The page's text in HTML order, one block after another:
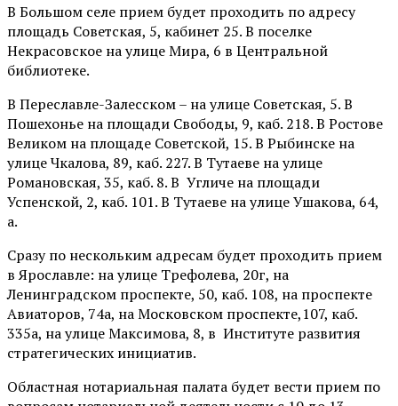
В Большом селе прием будет проходить по адресу
площадь Советская, 5, кабинет 25. В поселке
Некрасовское на улице Мира, 6 в Центральной
библиотеке.
В Переславле-Залесском – на улице Советская, 5. В
Пошехонье на площади Свободы, 9, каб. 218. В Ростове
Великом на площаде Советской, 15. В Рыбинске на
улице Чкалова, 89, каб. 227. В Тутаеве на улице
Романовская, 35, каб. 8. В Угличе на площади
Успенской, 2, каб. 101. В Тутаеве на улице Ушакова, 64,
а.
Сразу по нескольким адресам будет проходить прием
в Ярославле: на улице Трефолева, 20г, на
Ленинградском проспекте, 50, каб. 108, на проспекте
Авиаторов, 74а, на Московском проспекте,107, каб.
335а, на улице Максимова, 8, в Институте развития
стратегических инициатив.
Областная нотариальная палата будет вести прием по